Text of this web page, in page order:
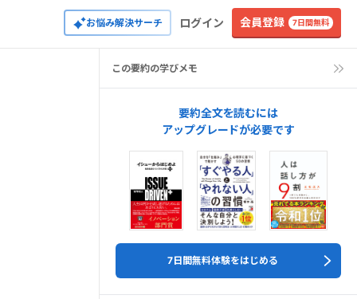
お悩み解決サーチ ログイン 会員登録 7日間無料
この要約の学びメモ
要約全文を読むには
アップグレードが必要です
7日間無料体験をはじめる